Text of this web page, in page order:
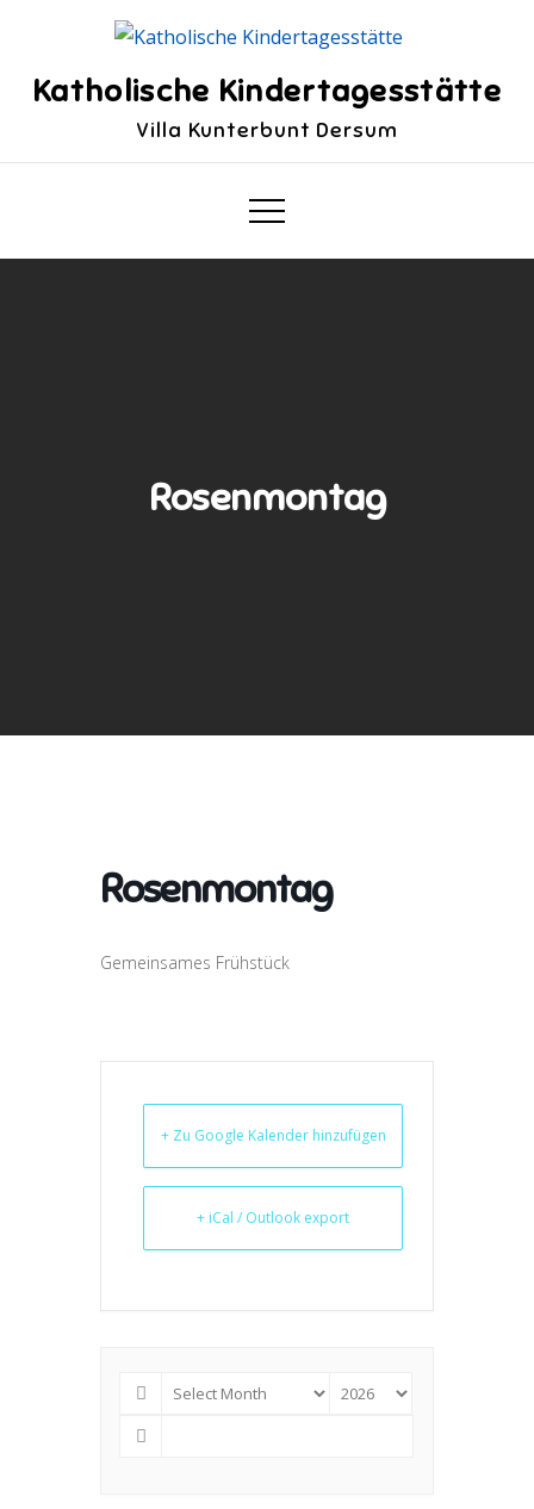
contentKatholische Kindertagesstätte
Villa Kunterbunt Dersum
Rosenmontag
Rosenmontag
Gemeinsames Frühstück
+ Zu Google Kalender hinzufügen
+ iCal / Outlook export